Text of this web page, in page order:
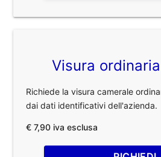
Visura
Richiede la visura camerale
dai dati identificativi dell'azienda.
€ 7,90 iva esclusa